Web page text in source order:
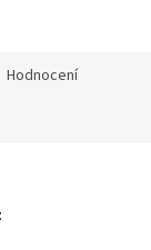
Hodnocení